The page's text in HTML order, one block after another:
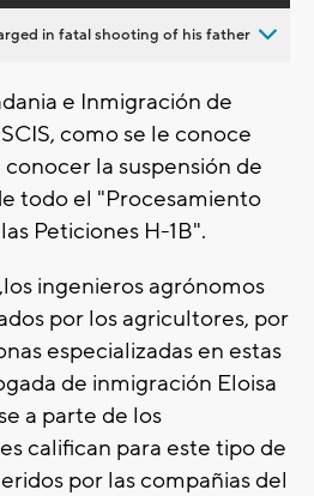
in fatal shooting of his father
e Inmigración de
como se le conoce
la suspensión de
todo el "Procesamiento
Peticiones H-1B".
ingenieros agrónomos
por los agricultores, por
especializadas en estas
de inmigración Eloisa
a parte de los
califican para este tipo de
por las compañias del